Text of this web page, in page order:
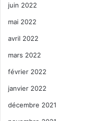
juin 2022
mai 2022
avril 2022
mars 2022
février 2022
janvier 2022
décembre 2021